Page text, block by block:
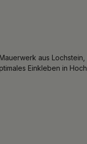
aus
Einkleben in